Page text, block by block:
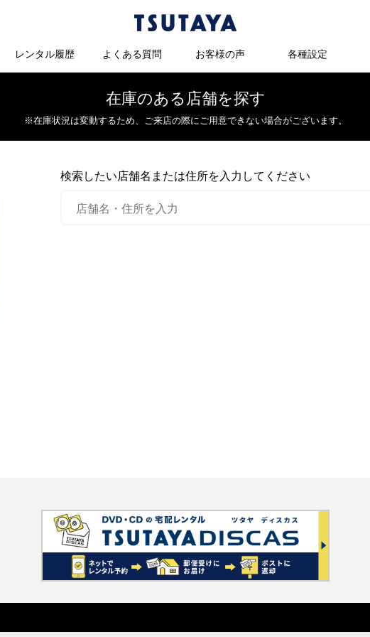
レンタル履歴 よくある質問 お客様の声 各種設定
在庫のある店舗を探す
※在庫状況は変動するため、 ご来店の際にご用意できない場合がございます。
検索したい店舗名または住所を入力してください